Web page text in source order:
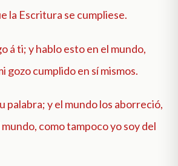
la Escritura se cumpliese.
á ti; y hablo esto en el mundo,
gozo cumplido en sí mismos.
palabra; y el mundo los aborreció,
como tampoco yo soy del